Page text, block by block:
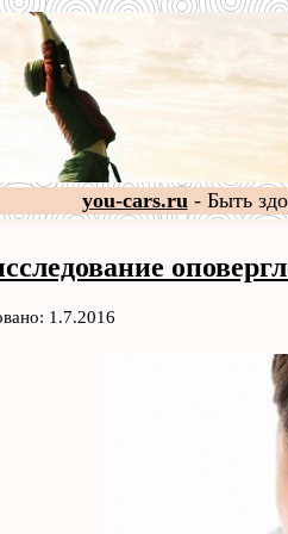
you-cars.ru- Быть
1.7.2016